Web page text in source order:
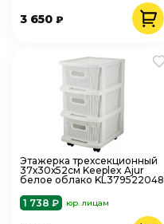
3 650 ₽
Этажерка трехсекционный
37х30х52см Keeplex Ajur
белое облако KL379522048
1 738 ₽
юр. лицам